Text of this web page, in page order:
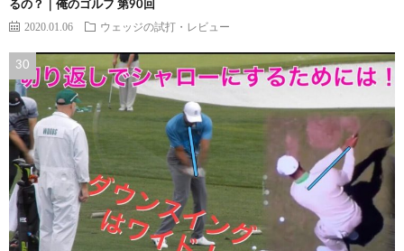
るの？｜俺のゴルフ 第90回
2020.01.06 ウェッジの試打・レビュー